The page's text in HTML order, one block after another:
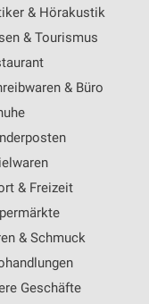
& Hörakustik
& Tourismus
& Büro
& Freizeit
& Schmuck
Geschäfte